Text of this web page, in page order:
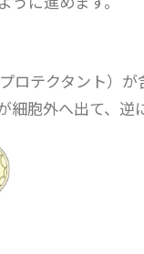
ロテクタント）が
細胞外へ出て、逆